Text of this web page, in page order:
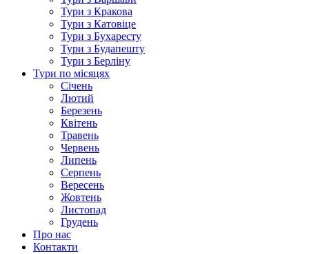
Тури з Кракова
Тури з Катовіце
Тури з Бухаресту
Тури з Будапешту
Тури з Берліну
Тури по місяцях
Січень
Лютий
Березень
Квітень
Травень
Червень
Липень
Серпень
Вересень
Жовтень
Листопад
Грудень
Про нас
Контакти